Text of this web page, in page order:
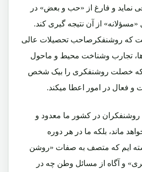
نماید و فارغ از «حب و بعض» در
از آن نتیجه گیری کند.
که روشنفکرصاحب تحصیلات عالی
ها، تجارب وشناخت محیط و ماحول
که خصلت روشنفکری را بیک شخص
و فعال در امور اعطا میکند.
روشنفکران در کشور ما معدود و
ماند، بلکه ما در هر دوره
ایم که متصف به صفات «روشن
و آگاه از مسائل وطن چه در